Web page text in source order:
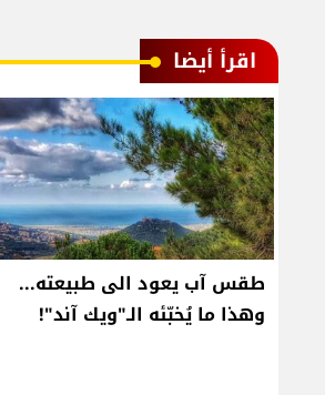
اقرأ أيضا
طقس آب يعود الى طبيعته...
وهذا ما يُخبّئه الـ"ويك آند"!